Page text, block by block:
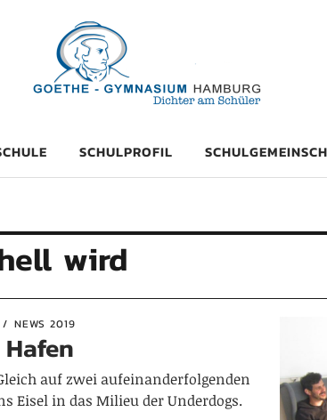
SCHULPROFIL
wird
NEWS 2019
auf zwei aufeinanderfolgenden
Eisel in das Milieu der Underdogs.